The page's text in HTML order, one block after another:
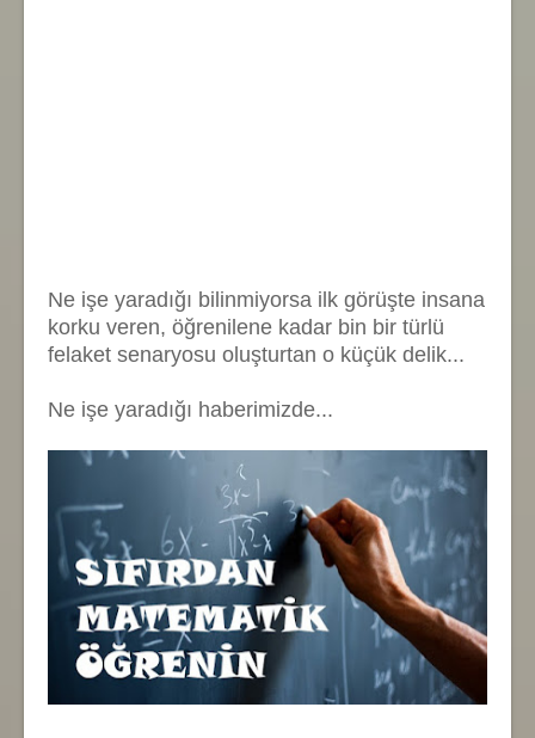
Ne işe yaradığı bilinmiyorsa ilk görüşte insana
korku veren, öğrenilene kadar bin bir türlü
felaket senaryosu oluşturtan o küçük delik...
Ne işe yaradığı haberimizde...